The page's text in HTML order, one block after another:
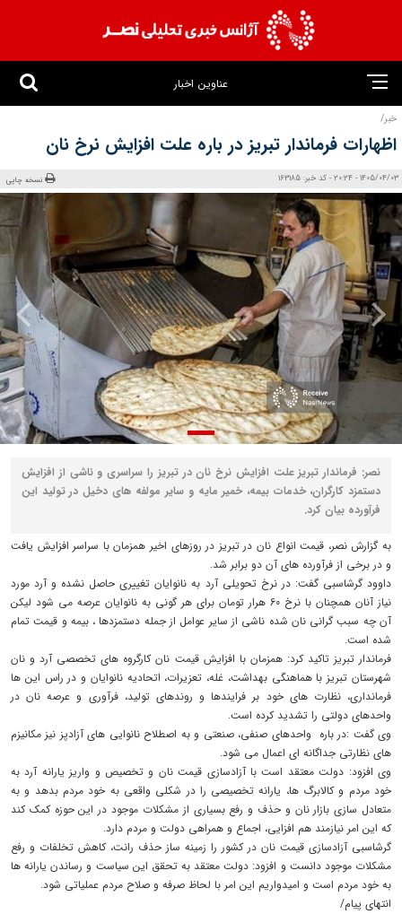
عناوین اخبار
خبر/
اظهارات فرماندار تبریز در باره علت افزایش نرخ نان
1405/04/03 - 20:24 - کد خبر: 163185 نسخه چاپی
نصر: فرماندار تبریز علت افزایش نرخ نان در تبریز را سراسری و ناشی از افزایش
دستمزد کارگران، خدمات بیمه، خمیر مایه و سایر مولفه های دخیل در تولید این
فرآورده بیان کرد.
به گزارش نصر، قیمت انواع نان در تبریز در روزهای اخیر همزمان با سراسر افزایش یافت
و در برخی از فرآورده های آن دو برابر شد.
داوود گرشاسبی گفت: در نرخ تحویلی آرد به نانوایان تغییری حاصل نشده و آرد مورد
نیاز آنان همچنان با نرخ 60 هرار تومان برای هر گونی به نانوایان عرصه می شود لیکن
آن چه سبب گرانی نان شده ناشی از سایر عوامل از جمله دستمزدها ، بیمه و قیمت تمام
شده است.
فرماندار تبریز تاکید کرد: همزمان با افزایش قیمت نان کارگروه های تخصصی آرد و نان
شهرستان تبریز با هماهنگی بهداشت، غله، تعزیرات، اتحادیه نانوایان و در راس این ها
فرمانداری، نظارت های خود بر فرایندها و روندهای تولید، فرآوری و عرصه نان در
واحدهای دولتی را تشدید کرده است.
وی گفت :‌در باره واحدهای صنفی، صنعتی و به اصطلاح نانوایی های آزادپز نیز مکانیزم
های نظارتی جداگانه ای اعمال می شود.
وی افزود: دولت معتقد است با آزادسازی قیمت نان و تخصیص و واریز یارانه آرد به
خود مردم‌ و کالابرگ ها، یارانه تخصیصی را در شکلی واقعی به خود مردم بدهد و به
متعادل سازی بازار نان و حذف و رفع بسیاری از مشکلات موجود در این حوزه کمک کند
که این امر نیازمند هم افزایی، اجماع و همراهی دولت و مردم دارد.
گرشاسبی آزادسازی قیمت نان در کشور را زمینه ساز حذف رانت، کاهش تخلفات و رفع
مشکلات موجود دانست و افزود: دولت معتقد به تحقق این سیاست و رساندن یارانه ها
به خود مردم‌ است و امیدواریم این امر با لحاظ صرفه و صلاح مردم عملیاتی شود.
انتهای پیام/